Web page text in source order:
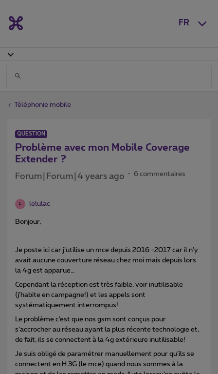
FR
Téléphonie mobile
QUESTION
Problème avec mon Mobile Coverage
Extender ?
Forum|Forum|4 years ago 6 commentaires
L lelulac
Bonjour,
Je poste ici car j’utilise un mce depuis 2016 -2017 car il n’y
avait aucune couverture réseau chez moi mais depuis lors
la 4g est apparue…
Cependant la réception est très faible, voir inutilisable
(j’habite en campagne!) et les appels sont
systématiquement interrompus!.
Le problème c’est que nos gsm sont conçus pour
s’accrocher au réseau ayant la plus récente technologie et,
de fait, ils se connectent à la 4g extérieure inutilisable!
Je suis obligé de paramétrer manuellement pour qu’ils se
connectent en H 3G (le mce) quand nous sommes à la